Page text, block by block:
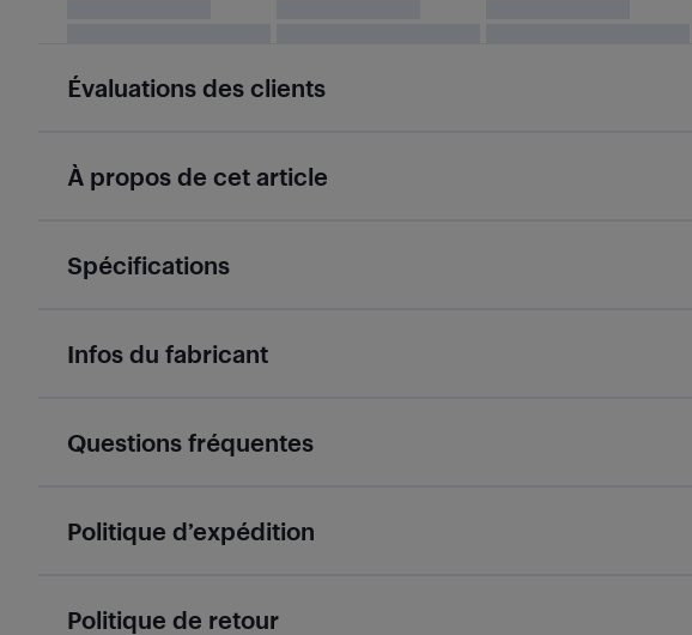
Évaluations des clients
À propos de cet article
Spécifications
Infos du fabricant
Questions fréquentes
Politique d’expédition
Politique de retour